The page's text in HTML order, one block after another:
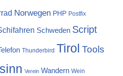
Norwegen PHP Postfix
Schweden Script
Thunderbird Tirol Tools
Verein Wandern Wein